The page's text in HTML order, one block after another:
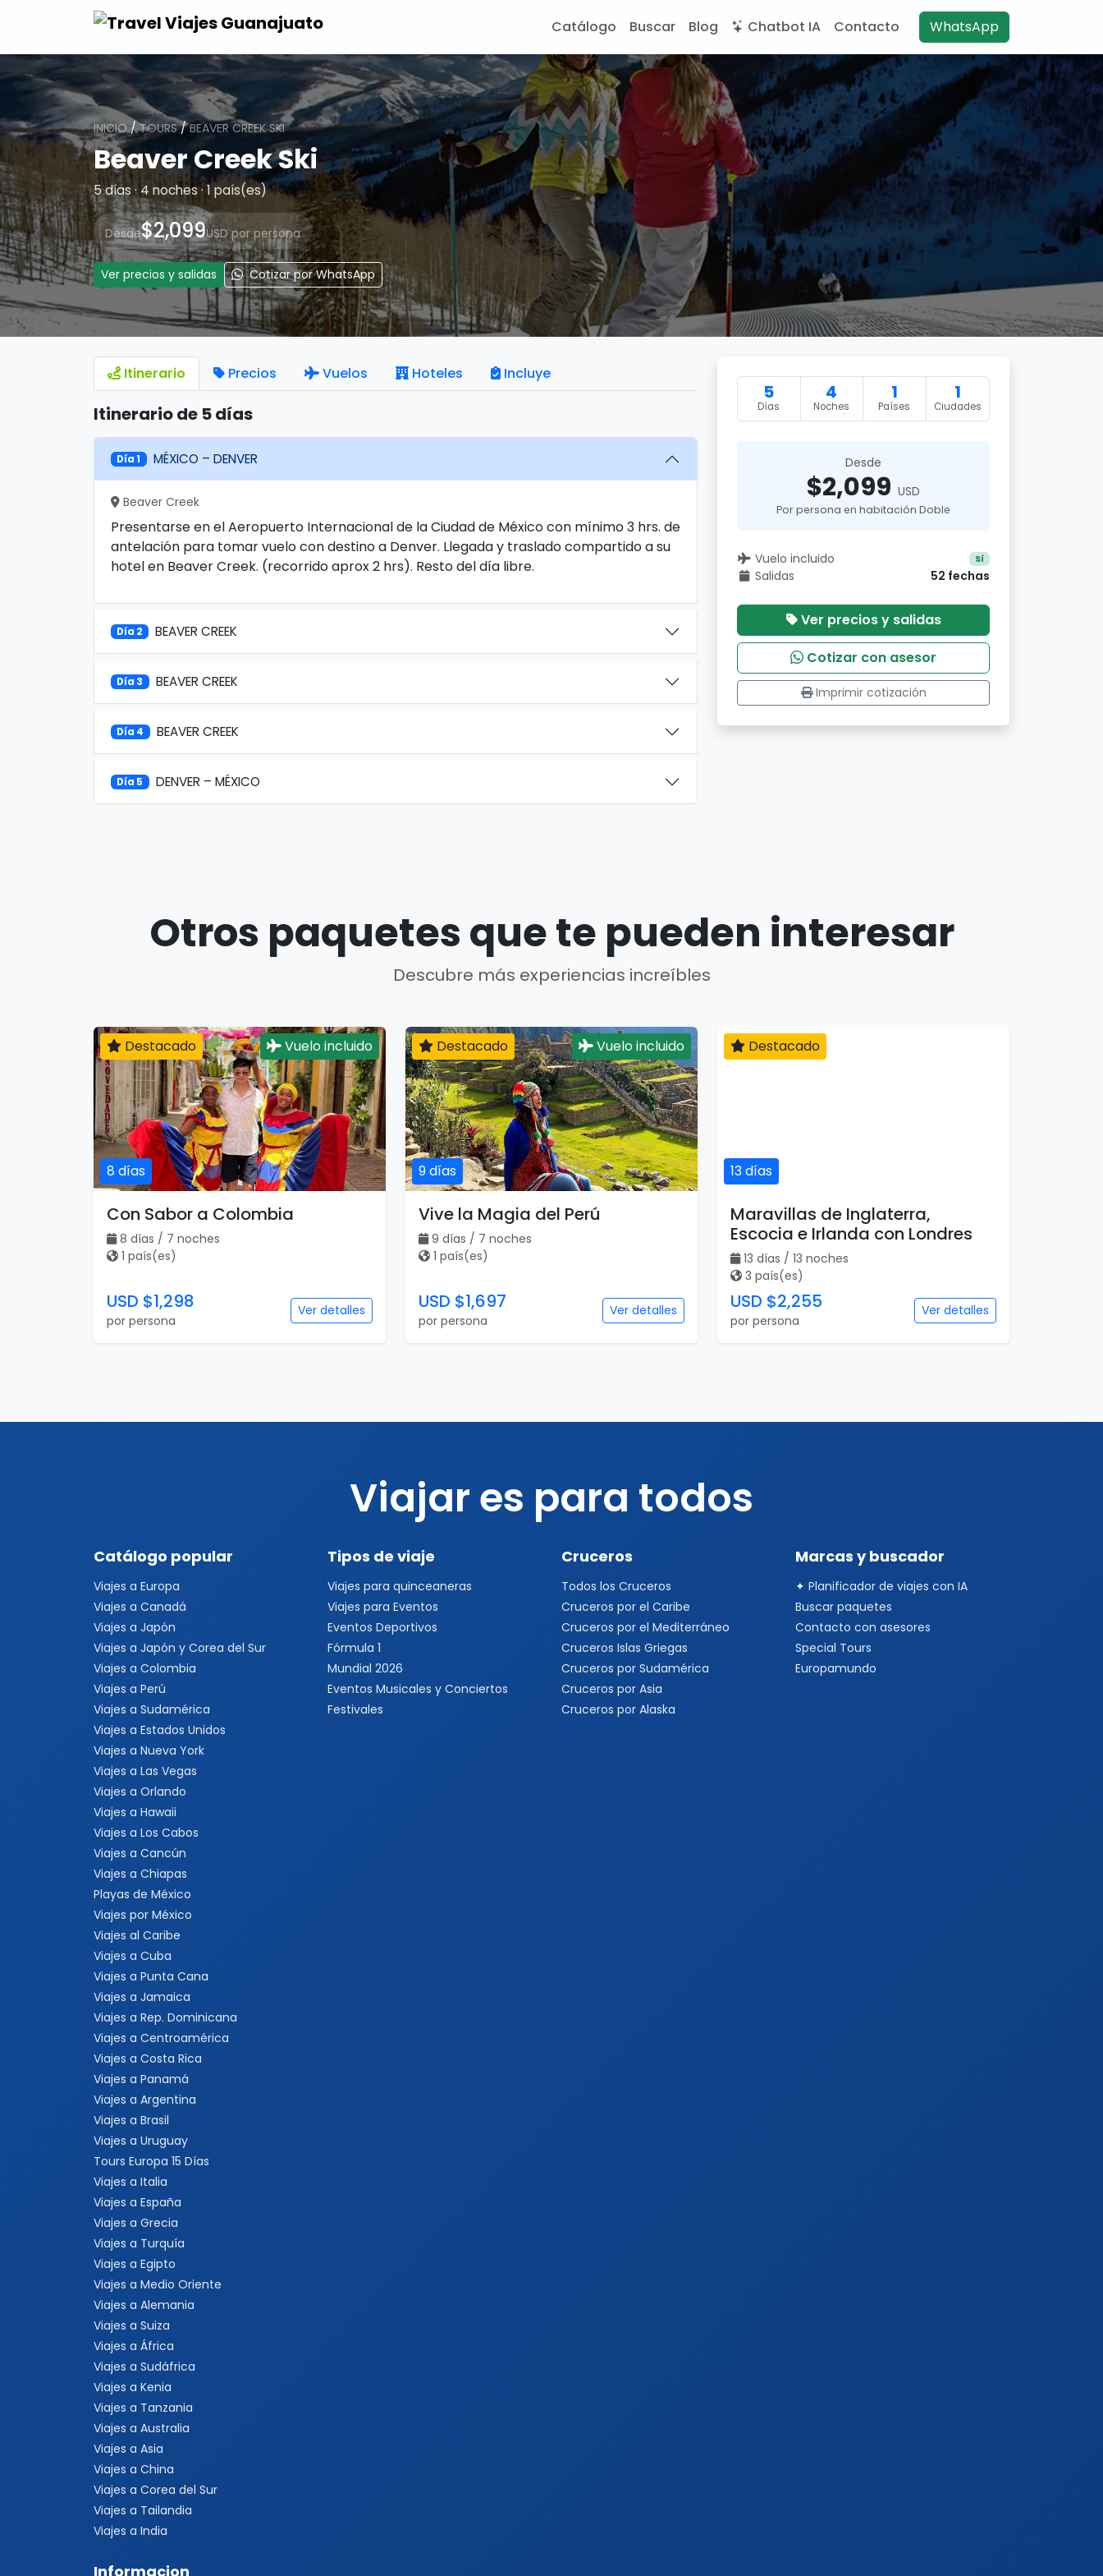
Catálogo Buscar Blog Chatbot IA Contacto WhatsApp
INICIO/TOURS/BEAVER CREEK SKI
Beaver Creek Ski
5 días · 4 noches · 1 país(es)
Desde$2,099USD por persona
Ver precios y salidas Cotizar por WhatsApp
Itinerario Precios Vuelos Hoteles Incluye
Itinerario de 5 días
Día 1 MÉXICO – DENVER
Beaver Creek
Presentarse en el Aeropuerto Internacional de la Ciudad de México con mínimo 3 hrs. de
antelación para tomar vuelo con destino a Denver. Llegada y traslado compartido a su
hotel en Beaver Creek. (recorrido aprox 2 hrs). Resto del día libre.
Día 2 BEAVER CREEK
Día 3 BEAVER CREEK
Día 4 BEAVER CREEK
Día 5 DENVER – MÉXICO
5
Días
4
Noches
1
Países
1
Ciudades
Desde
$2,099 USD
Por persona en habitación Doble
Vuelo incluido Sí
Salidas 52 fechas
Ver precios y salidas
Cotizar con asesor
Imprimir cotización
Otros paquetes que te pueden interesar
Descubre más experiencias increíbles
8 días
Destacado Vuelo incluido
Con Sabor a Colombia
8 días / 7 noches
1 país(es)
USD $1,298
por persona
Ver detalles
9 días
Destacado Vuelo incluido
Vive la Magia del Perú
9 días / 7 noches
1 país(es)
USD $1,697
por persona
Ver detalles
13 días
Destacado
Maravillas de Inglaterra,
Escocia e Irlanda con Londres
13 días / 13 noches
3 país(es)
USD $2,255
por persona
Ver detalles
Viajar es para todos
Catálogo popular
Viajes a Europa
Viajes a Canadá
Viajes a Japón
Viajes a Japón y Corea del Sur
Viajes a Colombia
Viajes a Perú
Viajes a Sudamérica
Viajes a Estados Unidos
Viajes a Nueva York
Viajes a Las Vegas
Viajes a Orlando
Viajes a Hawaii
Viajes a Los Cabos
Viajes a Cancún
Viajes a Chiapas
Playas de México
Viajes por México
Viajes al Caribe
Viajes a Cuba
Viajes a Punta Cana
Viajes a Jamaica
Viajes a Rep. Dominicana
Viajes a Centroamérica
Viajes a Costa Rica
Viajes a Panamá
Viajes a Argentina
Viajes a Brasil
Viajes a Uruguay
Tours Europa 15 Días
Viajes a Italia
Viajes a España
Viajes a Grecia
Viajes a Turquía
Viajes a Egipto
Viajes a Medio Oriente
Viajes a Alemania
Viajes a Suiza
Viajes a África
Viajes a Sudáfrica
Viajes a Kenia
Viajes a Tanzania
Viajes a Australia
Viajes a Asia
Viajes a China
Viajes a Corea del Sur
Viajes a Tailandia
Viajes a India
Tipos de viaje
Viajes para quinceaneras
Viajes para Eventos
Eventos Deportivos
Fórmula 1
Mundial 2026
Eventos Musicales y Conciertos
Festivales
Cruceros
Todos los Cruceros
Cruceros por el Caribe
Cruceros por el Mediterráneo
Cruceros Islas Griegas
Cruceros por Sudamérica
Cruceros por Asia
Cruceros por Alaska
Marcas y buscador
✦ Planificador de viajes con IA
Buscar paquetes
Contacto con asesores
Special Tours
Europamundo
Informacion